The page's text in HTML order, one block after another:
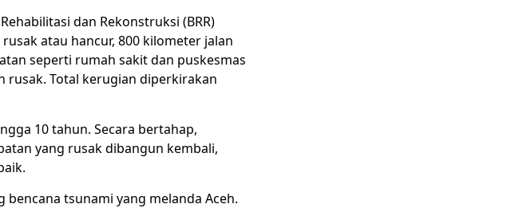
dan Rekonstruksi (BRR)
atau hancur, 800 kilometer jalan
seperti rumah sakit dan puskesmas
rusak. Total kerugian diperkirakan
10 tahun. Secara bertahap,
yang rusak dibangun kembali,
tsunami yang melanda Aceh.